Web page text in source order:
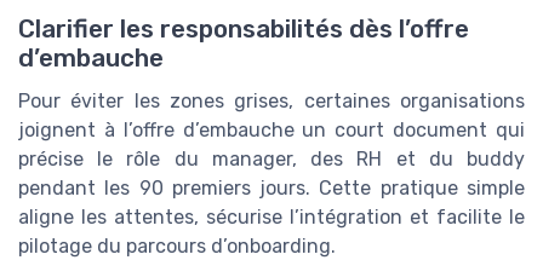
Clarifier les responsabilités dès l’offre
d’embauche
Pour éviter les zones grises, certaines organisations
joignent à l’offre d’embauche un court document qui
précise le rôle du manager, des RH et du buddy
pendant les 90 premiers jours. Cette pratique simple
aligne les attentes, sécurise l’intégration et facilite le
pilotage du parcours d’onboarding.